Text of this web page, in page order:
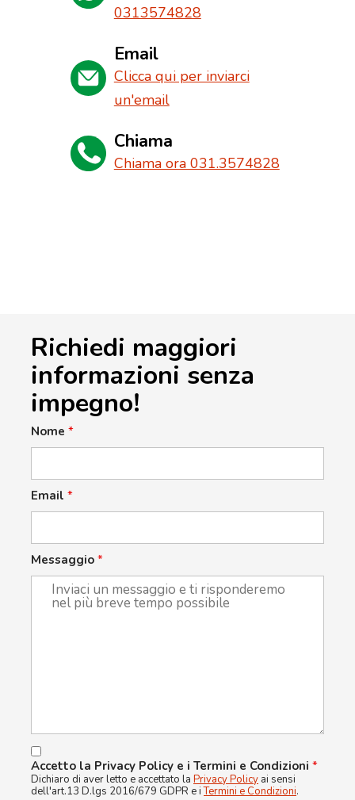
0313574828
Email
Clicca qui per inviarci
un'email
Chiama
Chiama ora 031.3574828
Richiedi maggiori
informazioni senza
impegno!
Nome *
Email *
Messaggio *
Accetto la Privacy Policy e i Termini e Condizioni *
Dichiaro di aver letto e accettato la Privacy Policy ai sensi
dell'art.13 D.lgs 2016/679 GDPR e iTermini e Condizioni.